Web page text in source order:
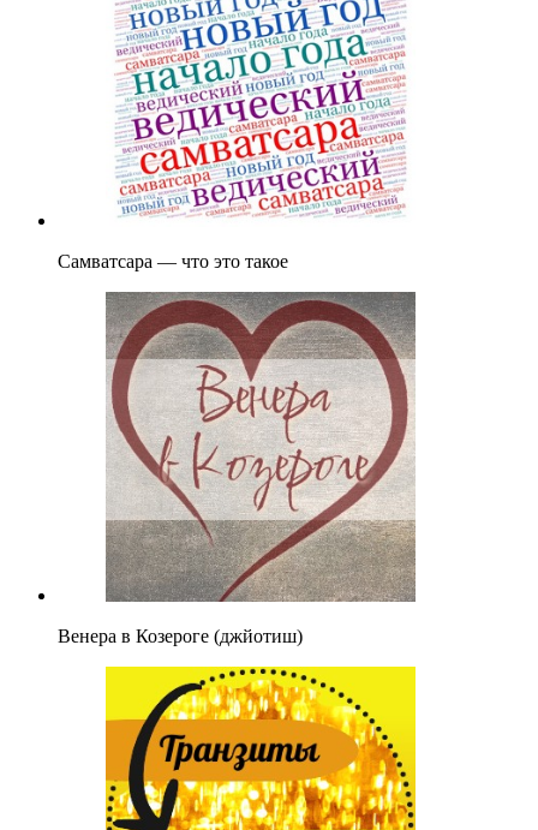
Самватсара — что это такое
Венера в Козероге (джйотиш)